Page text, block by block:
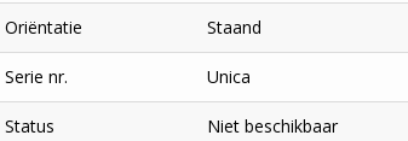
Oriëntatie Staand
Serie nr. Unica
Status Niet beschikbaar